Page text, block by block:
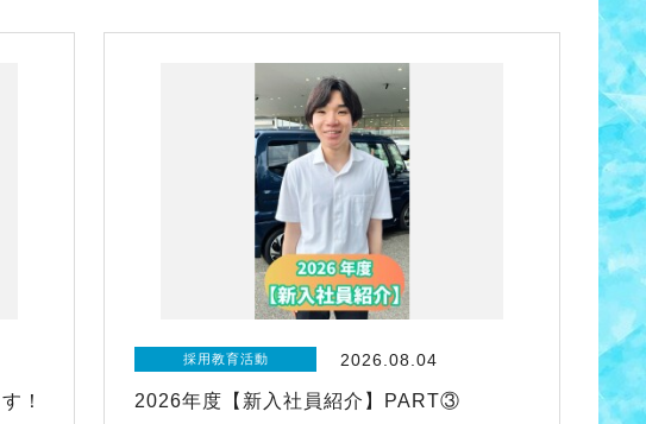
！
採用教育活動 2026.08.04
2026年度【新入社員紹介】PART③